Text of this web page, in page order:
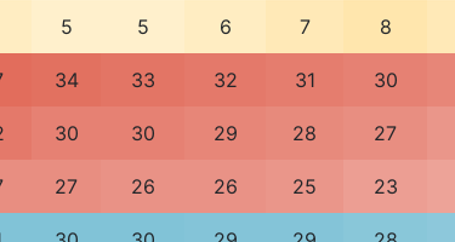
5 5 6 7 8
34 33 32 31 30
30 30 29 28 27
27 26 26 25 23